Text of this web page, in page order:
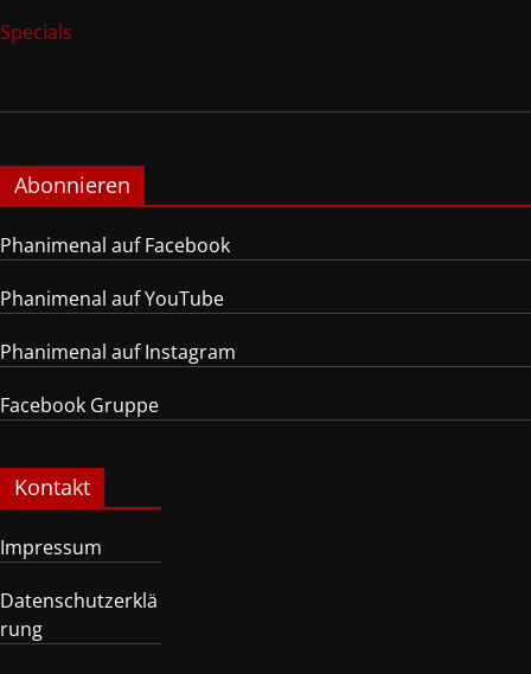
Specials
Abonnieren
Phanimenal auf Facebook
Phanimenal auf YouTube
Phanimenal auf Instagram
Facebook Gruppe
Kontakt
Impressum
Datenschutzerklä
rung